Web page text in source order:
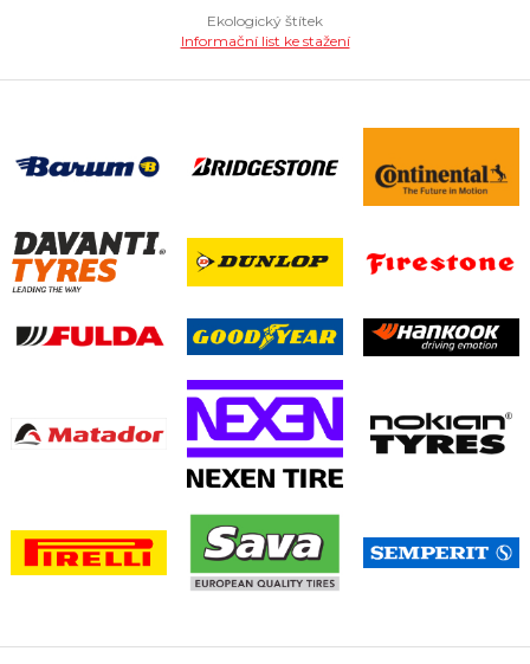
Ekologický štítek
Informační list ke stažení